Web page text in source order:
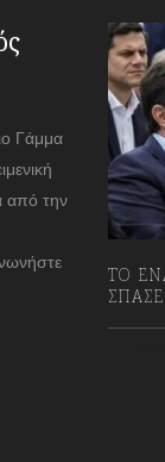
Γάμμα
από την
ΤΟ